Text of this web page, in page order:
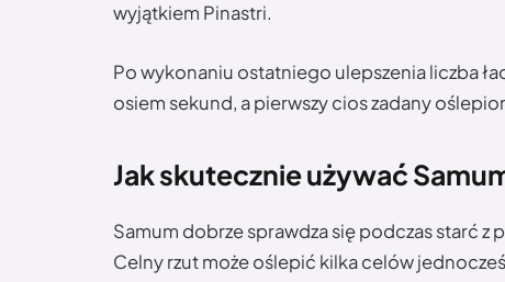
wyjątkiem Pinastri.
Po wykonaniu ostatniego ulepszenia liczba
osiem sekund, a pierwszy cios zadany
Jak skutecznie używać
Samum dobrze sprawdza się podczas starć
Celny rzut może oślepić kilka celów